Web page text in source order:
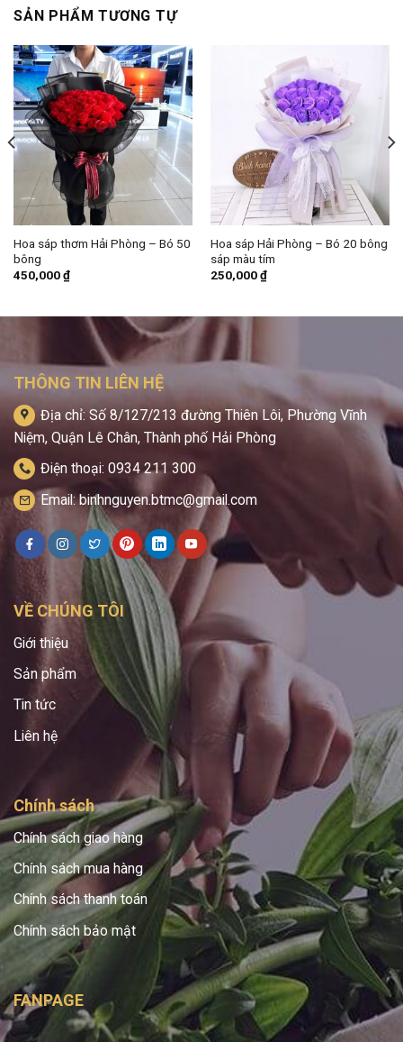
SẢN PHẨM TƯƠNG TỰ
Hoa sáp thơm Hải Phòng – Bó 50
bông
450,000₫
Hoa sáp Hải Phòng – Bó 20 bông
sáp màu tím
250,000₫
THÔNG TIN LIÊN HỆ
Địa chỉ: Số 8/127/213 đường Thiên Lôi, Phường Vĩnh
Niệm, Quận Lê Chân, Thành phố Hải Phòng
Điện thoại: 0934 211 300
Email: binhnguyen.btmc@gmail.com
VỀ CHÚNG TÔI
Giới thiệu
Sản phẩm
Tin tức
Liên hệ
Chính sách
Chính sách giao hàng
Chính sách mua hàng
Chính sách thanh toán
Chính sách bảo mật
FANPAGE